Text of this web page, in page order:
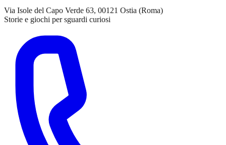
Via Isole del Capo Verde 63, 00121 Ostia (Roma)
Storie e giochi per sguardi curiosi